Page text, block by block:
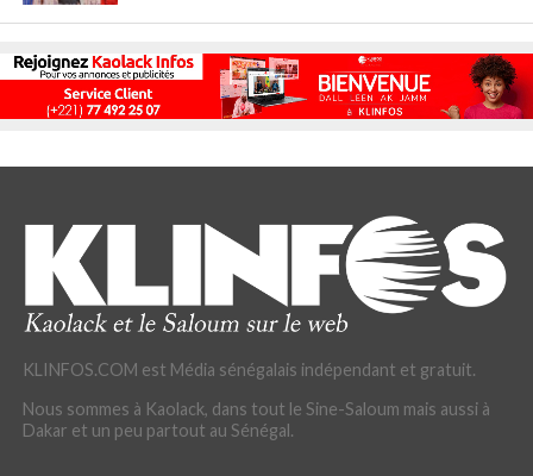
KLINFOS.COM est Média sénégalais indépendant et gratuit.
Nous sommes à Kaolack, dans tout le Sine-Saloum mais aussi à
Dakar et un peu partout au Sénégal.